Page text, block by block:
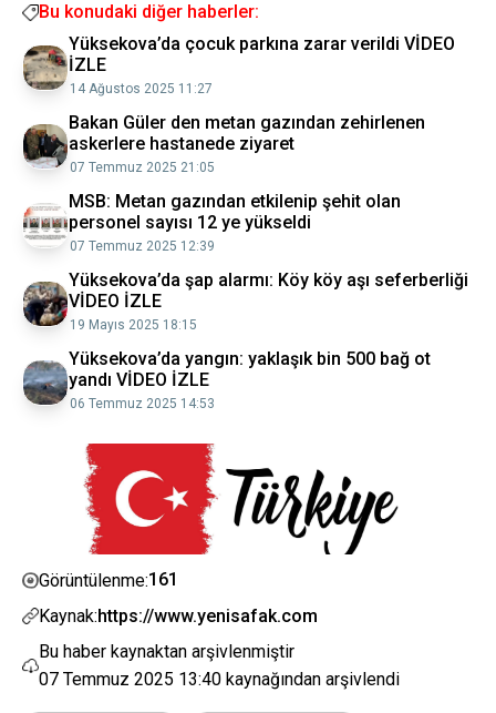
Bu konudaki diğer haberler:
Yüksekova’da çocuk parkına zarar verildi VİDEO
İZLE
14 Ağustos 2025 11:27
Bakan Güler den metan gazından zehirlenen
askerlere hastanede ziyaret
07 Temmuz 2025 21:05
MSB: Metan gazından etkilenip şehit olan
personel sayısı 12 ye yükseldi
07 Temmuz 2025 12:39
Yüksekova’da şap alarmı: Köy köy aşı seferberliği
VİDEO İZLE
19 Mayıs 2025 18:15
Yüksekova’da yangın: yaklaşık bin 500 bağ ot
yandı VİDEO İZLE
06 Temmuz 2025 14:53
Görüntülenme:161
Kaynak:https://www.yenisafak.com
Bu haber kaynaktan arşivlenmiştir
07 Temmuz 2025 13:40 kaynağından arşivlendi